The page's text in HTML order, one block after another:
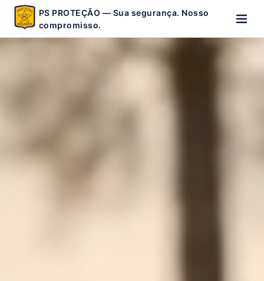
PS PROTEÇÃO — Sua segurança. Nosso
compromisso.